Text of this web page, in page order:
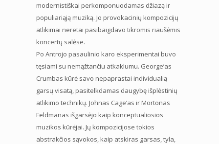
modernistiškai perkomponuodamas džiazą ir
populiariąją muziką. Jo provokacinių kompozicijų
atlikimai neretai pasibaigdavo tikromis riaušėmis
koncertų salėse.
Po Antrojo pasaulinio karo eksperimentai buvo
tęsiami su nemąžtančiu atkaklumu. George’as
Crumbas kūrė savo nepaprastai individualią
garsų visatą, pasitelkdamas daugybę išplėstinių
atlikimo technikų. Johnas Cage’as ir Mortonas
Feldmanas išgarsėjo kaip konceptualiosios
muzikos kūrėjai. Jų kompozicijose tokios
abstrakčios sąvokos, kaip atskiras garsas, tyla,